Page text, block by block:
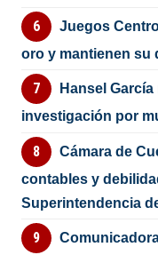
Juegos
oro y mantienen su
Hansel
investigación por
Cámara de
contables y
Superintendencia